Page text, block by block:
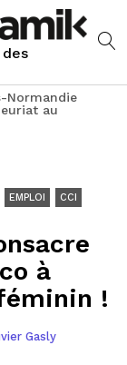
Normandie
au
EMPLOI CCI
à
!
Gasly